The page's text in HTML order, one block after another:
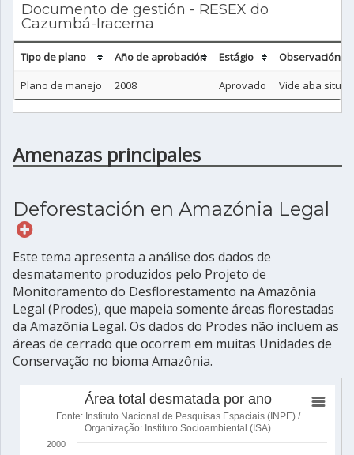
Documento de gestión - RESEX do
Cazumbá-Iracema
Tipo de plano Año de aprobación Estágio
Observación
Plano de manejo
2008 Aprovado Vide aba
Amenazas principales
Deforestación en Amazónia Legal
Este tema apresenta a análise dos dados de
desmatamento produzidos pelo Projeto de
Monitoramento do Desflorestamento na Amazônia
Legal (Prodes), que mapeia somente áreas florestadas
da Amazônia Legal. Os dados do Prodes não incluem as
áreas de cerrado que ocorrem em muitas Unidades de
Conservação no bioma Amazônia.